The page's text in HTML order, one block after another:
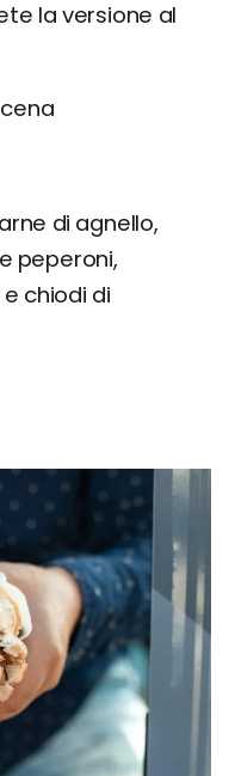
la versione al
di agnello,
peperoni,
chiodi di